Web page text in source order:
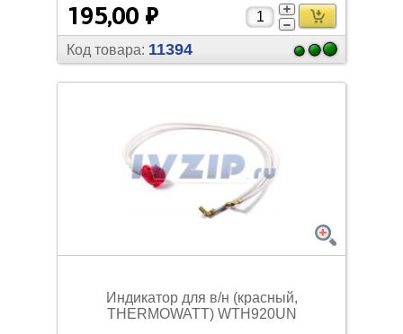
195,00 ₽
Код товара: 11394
Индикатор для в/н (красный,
THERMOWATT) WTH920UN